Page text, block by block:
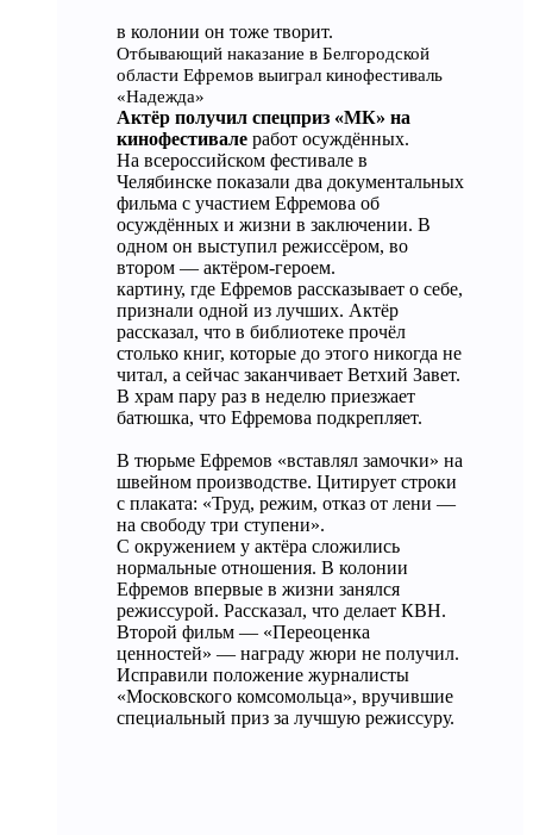
в колонии он тоже творит.
Отбывающий наказание в Белгородской
области Ефремов выиграл кинофестиваль
«Надежда»
Актёр получил спецприз «МК» на
кинофестивале работ осуждённых.
На всероссийском фестивале в
Челябинске показали два документальных
фильма с участием Ефремова об
осуждённых и жизни в заключении. В
одном он выступил режиссёром, во
втором — актёром-героем.
картину, где Ефремов рассказывает о себе,
признали одной из лучших. Актёр
рассказал, что в библиотеке прочёл
столько книг, которые до этого никогда не
читал, а сейчас заканчивает Ветхий Завет.
В храм пару раз в неделю приезжает
батюшка, что Ефремова подкрепляет.
В тюрьме Ефремов «вставлял замочки» на
швейном производстве. Цитирует строки
с плаката: «Труд, режим, отказ от лени —
на свободу три ступени».
С окружением у актёра сложились
нормальные отношения. В колонии
Ефремов впервые в жизни занялся
режиссурой. Рассказал, что делает КВН.
Второй фильм — «Переоценка
ценностей» — награду жюри не получил.
Исправили положение журналисты
«Московского комсомольца», вручившие
специальный приз за лучшую режиссуру.